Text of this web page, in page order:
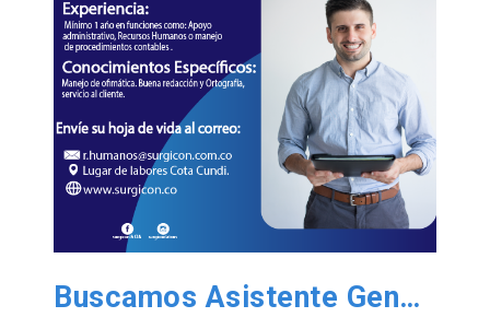
Buscamos Asistente General